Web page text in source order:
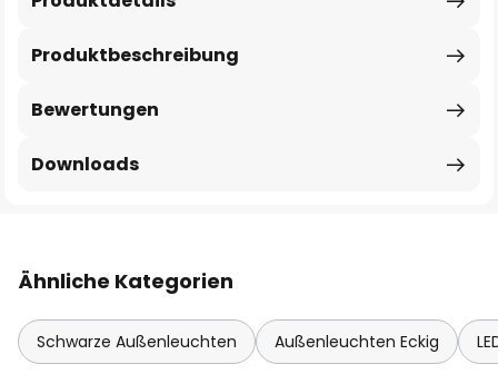
Produktbeschreibung
Bewertungen
Downloads
Ähnliche Kategorien
Schwarze Außenleuchten Außenleuchten Eckig